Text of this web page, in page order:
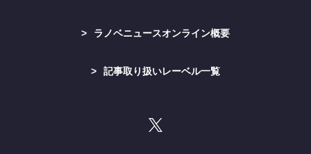
ラノベニュースオンライン概要
記事取り扱いレーベル一覧